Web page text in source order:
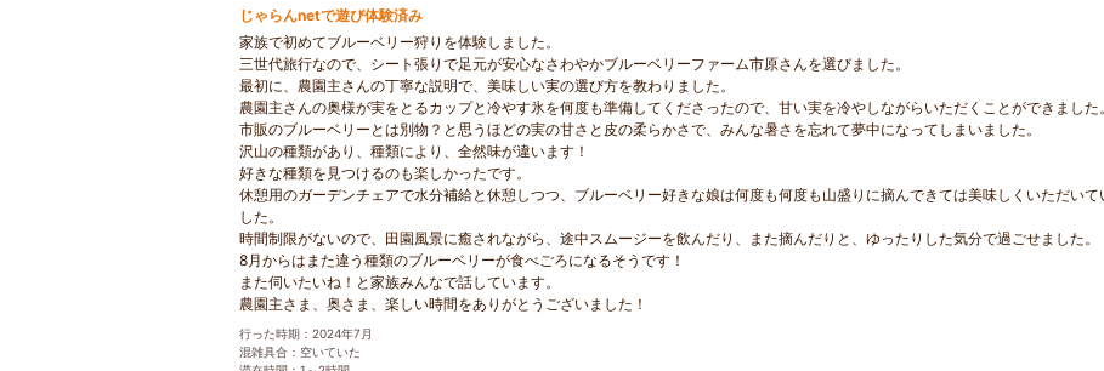
じゃらんnetで遊び体験済み
家族で初めてブルーベリー狩りを体験しました。
三世代旅行なので、シート張りで足元が安心なさわやかブルーベリーファーム市原さんを選びました。
最初に、農園主さんの丁寧な説明で、美味しい実の選び方を教わりました。
農園主さんの奥様が実をとるカップと冷やす氷を何度も準備してくださったので、甘い実を冷やしながらいただくことができました。
市販のブルーベリーとは別物？と思うほどの実の甘さと皮の柔らかさで、みんな暑さを忘れて夢中になってしまいました。
沢山の種類があり、種類により、全然味が違います！
好きな種類を見つけるのも楽しかったです。
休憩用のガーデンチェアで水分補給と休憩しつつ、ブルーベリー好きな娘は何度も何度も山盛りに摘んできては美味しくいただいて
した。
時間制限がないので、田園風景に癒されながら、途中スムージーを飲んだり、また摘んだりと、ゆったりした気分で過ごせました。
8月からはまた違う種類のブルーベリーが食べごろになるそうです！
また伺いたいね！と家族みんなで話しています。
農園主さま、奥さま、楽しい時間をありがとうございました！
行った時期：2024年7月
混雑具合：空いていた